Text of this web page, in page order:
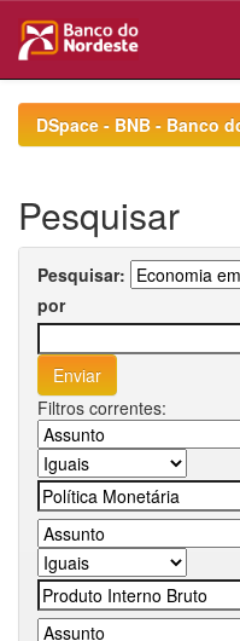
navigationDSpace - BNB - Banco
Pesquisar
Pesquisar:
por
Filtros correntes: